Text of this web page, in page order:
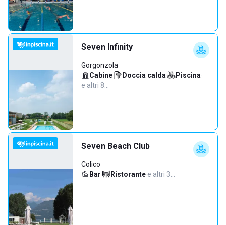
Seven Infinity
Gorgonzola
Cabine· Doccia calda· Piscina·
e altri 8…
Seven Beach Club
Colico
Bar· Ristorante·e altri 3…